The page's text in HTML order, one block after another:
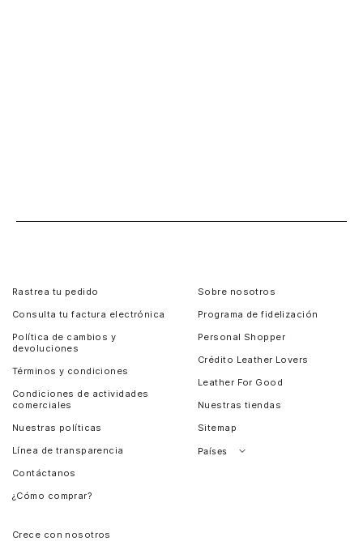
Rastrea tu pedido
Consulta tu factura electrónica
Política de cambios y
devoluciones
Términos y condiciones
Condiciones de actividades
comerciales
Nuestras políticas
Línea de transparencia
Contáctanos
¿Cómo comprar?
Sobre nosotros
Programa de fidelización
Personal Shopper
Crédito Leather Lovers
Leather For Good
Nuestras tiendas
Sitemap
Países
Crece con nosotros